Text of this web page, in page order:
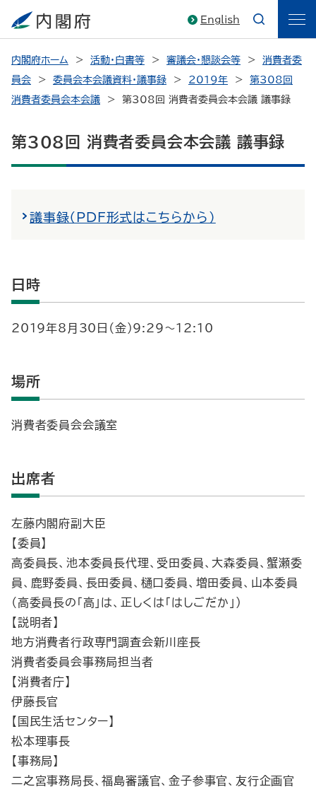
English
内閣府ホーム 活動・白書等 審議会・懇談会等
消費者委
員会
委員会本会議資料・議事録 2019年
第308回
消費者委員会本会議
第308回 消費者委員会本会議 議事録
第308回 消費者委員会本会議 議事録
議事録（PDF形式はこちらから）
日時
2019年8月30日（金）9:29～12:10
場所
消費者委員会会議室
出席者
左藤内閣府副大臣
【委員】
高委員長、池本委員長代理、受田委員、大森委員、蟹瀬委
員、鹿野委員、長田委員、樋口委員、増田委員、山本委員
（高委員長の「高」は、正しくは「はしごだか」）
【説明者】
地方消費者行政専門調査会新川座長
消費者委員会事務局担当者
【消費者庁】
伊藤長官
【国民生活センター】
松本理事長
【事務局】
二之宮事務局長、福島審議官、金子参事官、友行企画官